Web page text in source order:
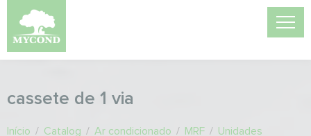
cassete de 1 via
Início / Catalog / Ar condicionado / MRF / Unidades